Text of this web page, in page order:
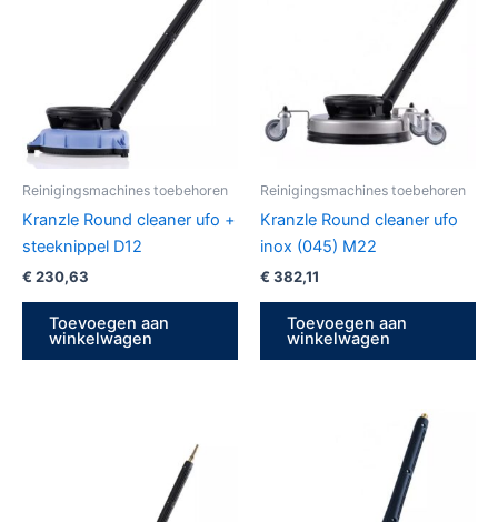
Reinigingsmachines toebehoren
Kranzle Round cleaner ufo +
steeknippel D12
€ 230,63
Toevoegen aan
winkelwagen
Reinigingsmachines toebehoren
Kranzle Round cleaner ufo
inox (045) M22
€ 382,11
Toevoegen aan
winkelwagen